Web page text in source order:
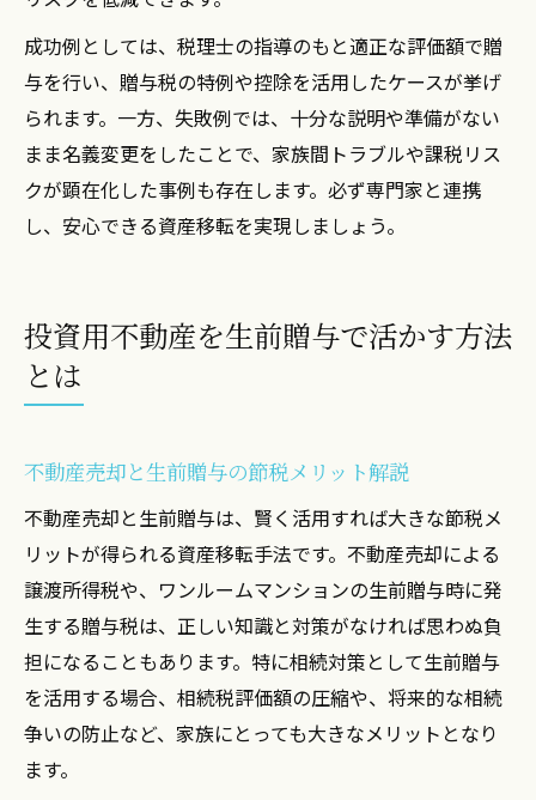
成功例としては、税理士の指導のもと適正な評価額で贈
与を行い、贈与税の特例や控除を活用したケースが挙げ
られます。一方、失敗例では、十分な説明や準備がない
まま名義変更をしたことで、家族間トラブルや課税リス
クが顕在化した事例も存在します。必ず専門家と連携
し、安心できる資産移転を実現しましょう。
投資用不動産を生前贈与で活かす方法
とは
不動産売却と生前贈与の節税メリット解説
不動産売却と生前贈与は、賢く活用すれば大きな節税メ
リットが得られる資産移転手法です。不動産売却による
譲渡所得税や、ワンルームマンションの生前贈与時に発
生する贈与税は、正しい知識と対策がなければ思わぬ負
担になることもあります。特に相続対策として生前贈与
を活用する場合、相続税評価額の圧縮や、将来的な相続
争いの防止など、家族にとっても大きなメリットとなり
ます。